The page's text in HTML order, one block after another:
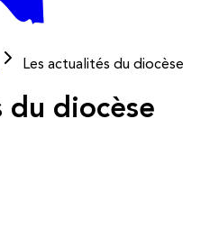
Les actualités du diocèse
du diocèse